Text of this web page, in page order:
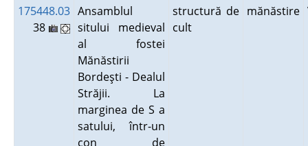
175448.03
38
Ansamblul
sitului medieval
al fostei
Mănăstirii
Bordeşti - Dealul
Străjii. La
marginea de S a
satului, într-un
con de
structură de
cult
mănăstire